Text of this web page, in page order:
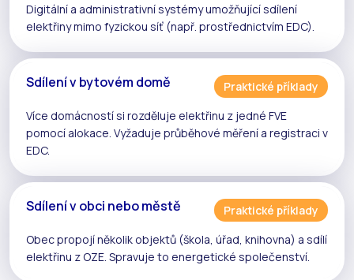
Digitální a administrativní systémy umožňujícísdílení
elektřinymimo fyzickou síť (např. prostřednictvím EDC).
Sdílení v bytovém domě
Praktické příklady
Více domácností si rozděluje elektřinu z jedné FVE
pomocí alokace. Vyžaduje průběhové měření a registraci v
EDC.
Sdílení v obci nebo městě
Praktické příklady
Obec propojí několik objektů (škola, úřad, knihovna) a sdílí
elektřinu z OZE. Spravuje to energetické společenství.